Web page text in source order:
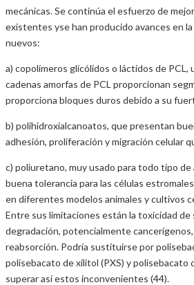
mecánicas. Se continúa el esfuerzo de
existentes yse han producido avances en
nuevos:
a) copolímeros glicólidos o láctidos de PCL,
cadenas amorfas de PCL proporcionan
proporciona bloques duros debido a su
b) polihidroxialcanoatos, que presentan
adhesión, proliferación y migración celular
c) poliuretano, muy usado para todo tipo de
buena tolerancia para las células
en diferentes modelos animales y cultivos
Entre sus limitaciones están la toxicidad
degradación, potencialmente
reabsorción. Podría sustituirse por
polisebacato de xilitol (PXS) y polisebacato
superar así estos inconvenientes (44).